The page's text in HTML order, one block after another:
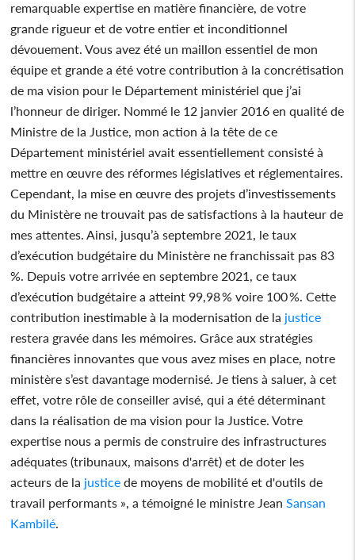
remarquable expertise en matière financière, de votre
grande rigueur et de votre entier et inconditionnel
dévouement. Vous avez été un maillon essentiel de mon
équipe et grande a été votre contribution à la concrétisation
de ma vision pour le Département ministériel que j’ai
l’honneur de diriger. Nommé le 12 janvier 2016 en qualité de
Ministre de la Justice, mon action à la tête de ce
Département ministériel avait essentiellement consisté à
mettre en œuvre des réformes législatives et réglementaires.
Cependant, la mise en œuvre des projets d’investissements
du Ministère ne trouvait pas de satisfactions à la hauteur de
mes attentes. Ainsi, jusqu’à septembre 2021, le taux
d’exécution budgétaire du Ministère ne franchissait pas 83
%. Depuis votre arrivée en septembre 2021, ce taux
d’exécution budgétaire a atteint 99,98 % voire 100 %. Cette
contribution inestimable à la modernisation de la justice
restera gravée dans les mémoires. Grâce aux stratégies
financières innovantes que vous avez mises en place, notre
ministère s’est davantage modernisé. Je tiens à saluer, à cet
effet, votre rôle de conseiller avisé, qui a été déterminant
dans la réalisation de ma vision pour la Justice. Votre
expertise nous a permis de construire des infrastructures
adéquates (tribunaux, maisons d'arrêt) et de doter les
acteurs de la justice de moyens de mobilité et d'outils de
travail performants », a témoigné le ministre Jean Sansan
Kambilé